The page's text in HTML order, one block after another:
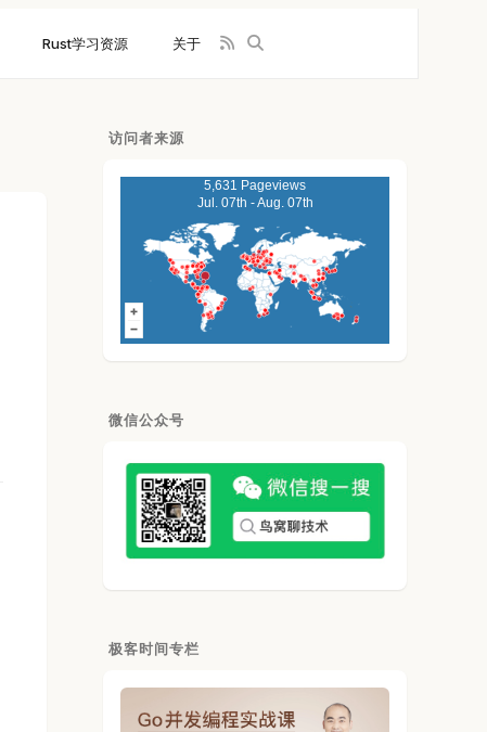
Rust学习资源 关于
访问者来源
5,631 Pageviews
Jul. 07th - Aug. 07th
微信公众号
极客时间专栏